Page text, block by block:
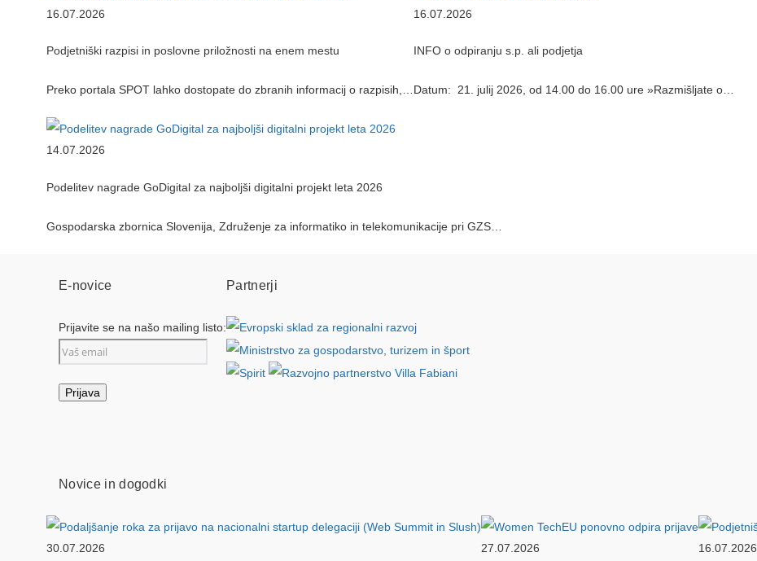
16.07.2026
Podjetniški razpisi in poslovne priložnosti na enem mestu
Preko portala SPOT lahko dostopate do zbranih informacij o razpisih,…
16.07.2026
INFO o odpiranju s.p. ali podjetja
Datum: 21. julij 2026, od 14.00 do 16.00 ure »Razmišljate o…
14.07.2026
Podelitev nagrade GoDigital za najboljši digitalni projekt leta 2026
Gospodarska zbornica Slovenija, Združenje za informatiko in telekomunikacije pri GZS…
E-novice
Prijavite se na našo mailing listo:
Partnerji
Novice in dogodki
30.07.2026 27.07.2026 16.07.2026